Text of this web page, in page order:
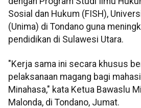
Sosial dan Hukum (FISH),
(Unima) di Tondano guna
pendidikan di Sulawesi Utara.
"Kerja sama ini secara khusus
pelaksanaan magang bagi
Minahasa," kata Ketua Bawaslu
Malonda, di Tondano, Jumat.